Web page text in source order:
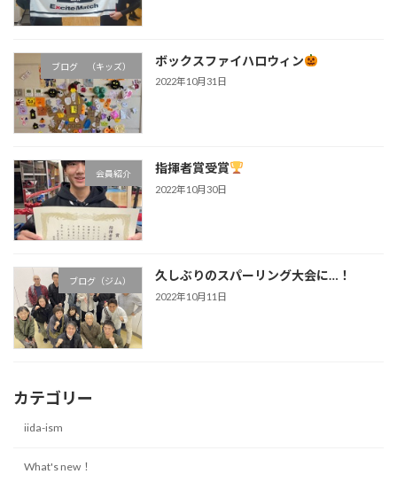
ブログ （キッズ） ボックスファイハロウィン
2022年10月31日
会員紹介 指揮者賞受賞
2022年10月30日
ブログ（ジム） 久しぶりのスパーリング大会に…！
2022年10月11日
カテゴリー
iida-ism
What's new！